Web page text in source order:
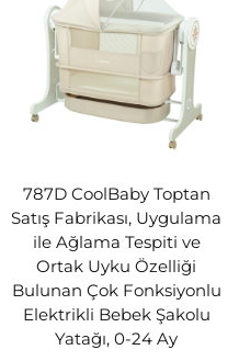
787D CoolBaby Toptan
Satış Fabrikası, Uygulama
ile Ağlama Tespiti ve
Ortak Uyku Özelliği
Bulunan Çok Fonksiyonlu
Elektrikli Bebek Şakolu
Yatağı, 0-24 Ay